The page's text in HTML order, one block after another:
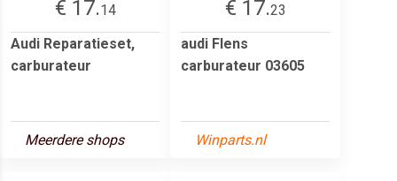
€ 17.14
Audi Reparatieset,
carburateur
Meerdere shops
€ 17.23
audi Flens
carburateur 03605
Winparts.nl